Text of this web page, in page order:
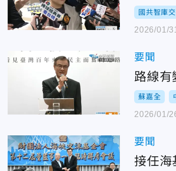
國共智庫
2026/01/
要聞
路線
蘇嘉全
2026/01/
要聞
接任